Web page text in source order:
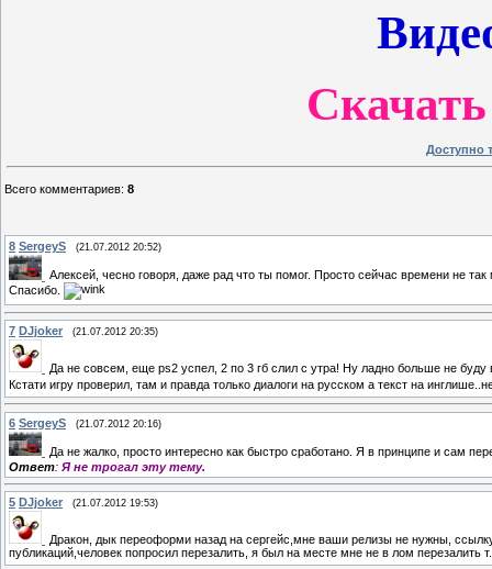
Доступно
Всего комментариев: 8
8 SergeyS (21.07.2012 20:52)
Алексей, чесно говоря, даже рад что ты помог. Просто сейчас времени не
Спасибо.
7 DJjoker (21.07.2012 20:35)
Да не совсем, еще ps2 успел, 2 по 3 гб слил с утра! Ну ладно больше не
Кстати игру проверил, там и правда только диалоги на русском а текст на
6 SergeyS (21.07.2012 20:16)
Да не жалко, просто интересно как быстро сработано. Я в принципе и сам
Ответ: Я не трогал эту тему.
5 DJjoker (21.07.2012 19:53)
Дракон, дык переоформи назад на сергейс,мне ваши релизы не нужны,
публикаций,человек попросил перезалить, я был на месте мне не в лом перезалить